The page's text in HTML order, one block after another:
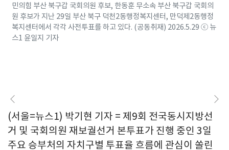
민의힘 부산 북구갑 국회의원 후보, 한동훈 무소속 부산 북구갑 국회의
원 후보가 지난 29일 부산 북구 덕천2동행정복지센터, 만덕제2동행정
복지센터에서 각각 사전투표를 하고 있다. (공동취재) 2026.5.29 ⓒ 뉴
스1 윤일지 기자
(서울=뉴스1) 박기현 기자 = 제9회 전국동시지방선
거 및 국회의원 재보궐선거 본투표가 진행 중인 3일
주요 승부처의 자치구별 투표율 흐름에 관심이 쏠린